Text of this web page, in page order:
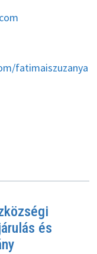
fatimaiszuzanya
és